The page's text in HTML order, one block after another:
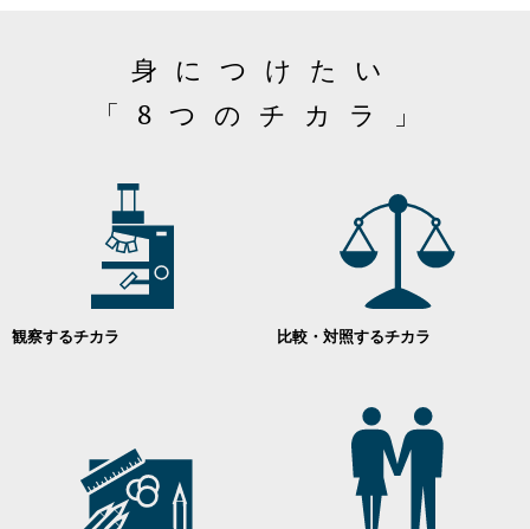
身につけたい
「8つのチカラ」
観察するチカラ 比較・対照するチカラ